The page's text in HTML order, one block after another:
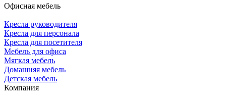
Офисная мебель
Кресла руководителя
Кресла для персонала
Кресла для посетителя
Мебель для офиса
Мягкая мебель
Домашняя мебель
Детская мебель
Компания